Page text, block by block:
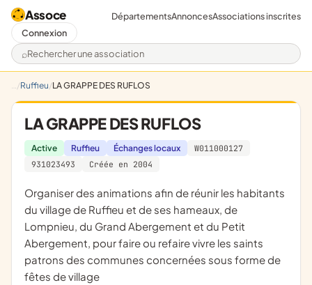
Assoce
Rechercher une association
DépartementsAnnoncesAssociations inscrites
Connexion
Ruffieu LA GRAPPE DES RUFLOS
LA GRAPPE DES RUFLOS
Active Ruffieu Échanges locaux
W011000127
931023493
Créée en 2004
organiser des animations afin de réunir les habitants
du village de Ruffieu et de ses hameaux, de
Lompnieu, du Grand Abergement et du Petit
Abergement, pour faire ou refaire vivre les saints
patrons des communes concernées sous forme de
fêtes de village